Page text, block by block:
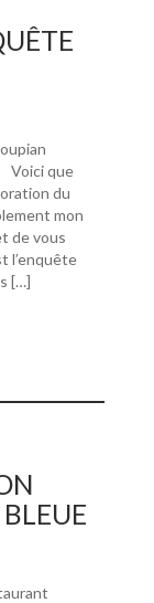
Voici que
du
mon
de vous
l’enquête
[…]